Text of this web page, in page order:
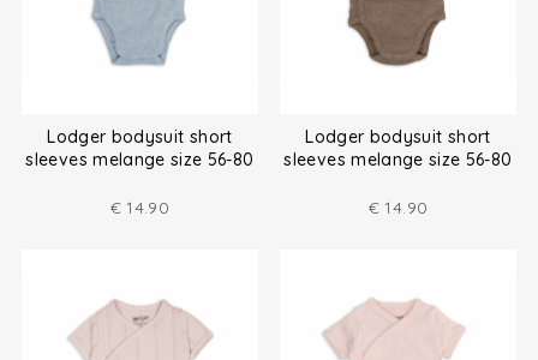
Lodger bodysuit short
sleeves melange size 56-80
€ 14.90
Lodger bodysuit short
sleeves melange size 56-80
€ 14.90